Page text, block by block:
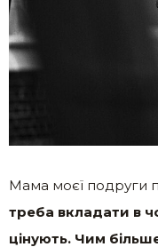
Мама моєї подруги
треба вкладати в
цінують. Чим